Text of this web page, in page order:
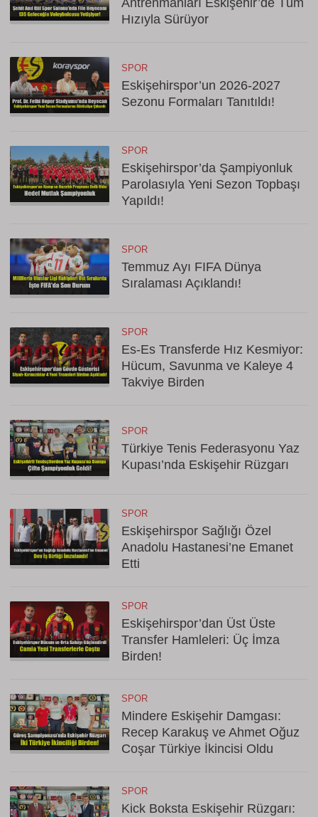
Antrenmanları Eskişehir’de Tüm
Hızıyla Sürüyor
SPOR
Eskişehirspor’un 2026-2027
Sezonu Formaları Tanıtıldı!
SPOR
Eskişehirspor’da Şampiyonluk
Parolasıyla Yeni Sezon Topbaşı
Yapıldı!
SPOR
Temmuz Ayı FIFA Dünya
Sıralaması Açıklandı!
SPOR
Es-Es Transferde Hız Kesmiyor:
Hücum, Savunma ve Kaleye 4
Takviye Birden
SPOR
Türkiye Tenis Federasyonu Yaz
Kupası’nda Eskişehir Rüzgarı
SPOR
Eskişehirspor Sağlığı Özel
Anadolu Hastanesi’ne Emanet
Etti
SPOR
Eskişehirspor’dan Üst Üste
Transfer Hamleleri: Üç İmza
Birden!
SPOR
Mindere Eskişehir Damgası:
Recep Karakuş ve Ahmet Oğuz
Coşar Türkiye İkincisi Oldu
SPOR
Kick Boksta Eskişehir Rüzgarı: